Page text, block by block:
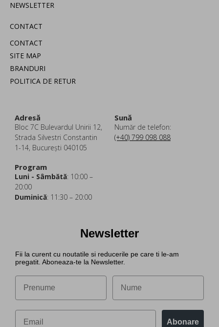
NEWSLETTER
CONTACT
CONTACT
SITE MAP
BRANDURI
POLITICA DE RETUR
Adresă
Bloc 7C Bulevardul Unirii 12,
Strada Silvestri Constantin
1-14, București 040105
Sună
Număr de telefon:
(+40) 799 098 088
Program
Luni - Sâmbătă: 10:00 –
20:00
Duminică: 11:30 – 20:00
Newsletter
Fii la curent cu noutatile si reducerile pe care ti le-am
pregatit. Aboneaza-te la Newsletter.
Abonare